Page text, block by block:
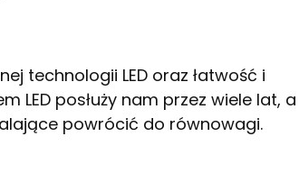
technologii LED oraz łatwość i
LED posłuży nam przez wiele lat, a
powrócić do równowagi.